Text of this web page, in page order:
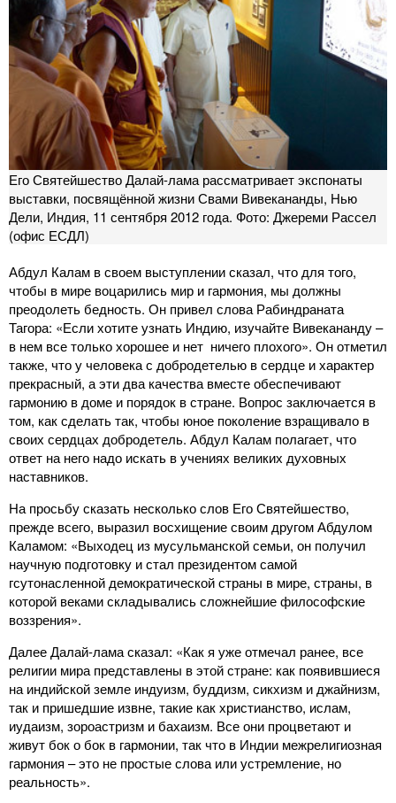
Его Святейшество Далай-лама рассматривает экспонаты
выставки, посвящённой жизни Свами Вивекананды, Нью
Дели, Индия, 11 сентября 2012 года. Фото: Джереми Рассел
(офис ЕСДЛ)
Абдул Калам в своем выступлении сказал, что для того,
чтобы в мире воцарились мир и гармония, мы должны
преодолеть бедность. Он привел слова Рабиндраната
Тагора: «Если хотите узнать Индию, изучайте Вивекананду –
в нем все только хорошее и нет ничего плохого». Он отметил
также, что у человека с добродетелью в сердце и характер
прекрасный, а эти два качества вместе обеспечивают
гармонию в доме и порядок в стране. Вопрос заключается в
том, как сделать так, чтобы юное поколение взращивало в
своих сердцах добродетель. Абдул Калам полагает, что
ответ на него надо искать в учениях великих духовных
наставников.
На просьбу сказать несколько слов Его Святейшество,
прежде всего, выразил восхищение своим другом Абдулом
Каламом: «Выходец из мусульманской семьи, он получил
научную подготовку и стал президентом самой
гсутонасленной демократической страны в мире, страны, в
которой веками складывались сложнейшие философские
воззрения».
Далее Далай-лама сказал: «Как я уже отмечал ранее, все
религии мира представлены в этой стране: как появившиеся
на индийской земле индуизм, буддизм, сикхизм и джайнизм,
так и пришедшие извне, такие как христианство, ислам,
иудаизм, зороастризм и бахаизм. Все они процветают и
живут бок о бок в гармонии, так что в Индии межрелигиозная
гармония – это не простые слова или устремление, но
реальность».